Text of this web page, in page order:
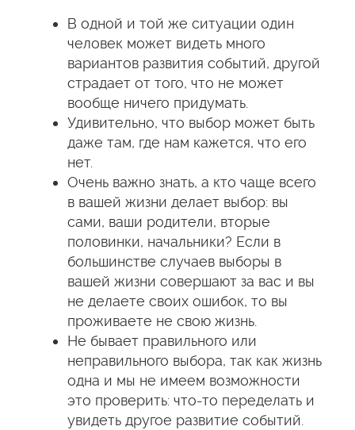
В одной и той же ситуации один
человек может видеть много
вариантов развития событий, другой
страдает от того, что не может
вообще ничего придумать.
Удивительно, что выбор может быть
даже там, где нам кажется, что его
нет.
Очень важно знать, а кто чаще всего
в вашей жизни делает выбор: вы
сами, ваши родители, вторые
половинки, начальники? Если в
большинстве случаев выборы в
вашей жизни совершают за вас и вы
не делаете своих ошибок, то вы
проживаете не свою жизнь.
Не бывает правильного или
неправильного выбора, так как жизнь
одна и мы не имеем возможности
это проверить: что-то переделать и
увидеть другое развитие событий.